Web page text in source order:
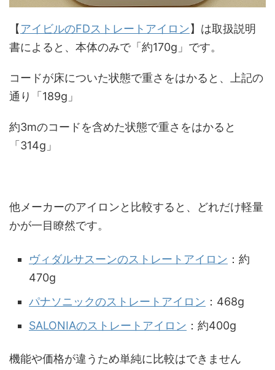
【アイビルのFDストレートアイロン】は取扱説明
書によると、本体のみで「約170g」です。
コードが床についた状態で重さをはかると、上記の
通り「189g」
約3mのコードを含めた状態で重さをはかると
「314g」
他メーカーのアイロンと比較すると、どれだけ軽量
かが一目瞭然です。
ヴィダルサスーンのストレートアイロン ：約
470g
パナソニックのストレートアイロン ：468g
SALONIAのストレートアイロン ：約400g
機能や価格が違うため単純に比較はできません